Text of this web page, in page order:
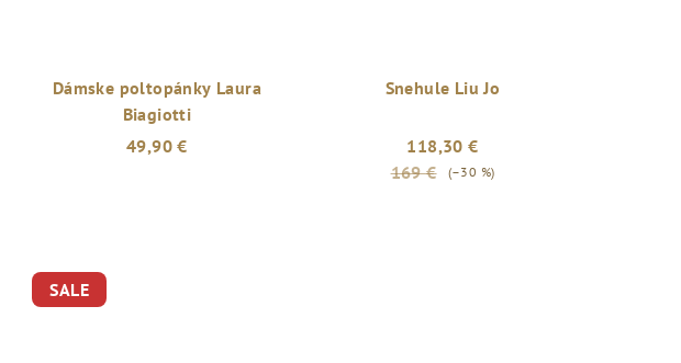
Dámske poltopánky Laura
Biagiotti
49,90 €
Snehule Liu Jo
118,30 €
169 €
(–30 %)
SALE